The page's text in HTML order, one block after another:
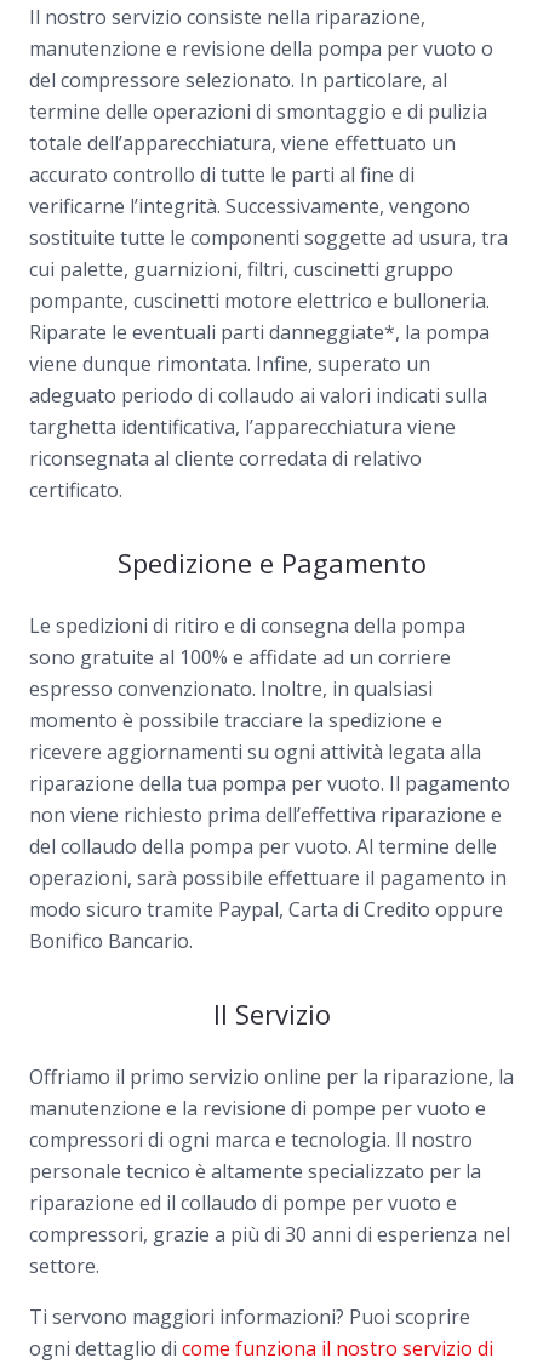
Il nostro servizio consiste nella riparazione,
manutenzione e revisione della pompa per vuoto o
del compressore selezionato. In particolare, al
termine delle operazioni di smontaggio e di pulizia
totale dell’apparecchiatura, viene effettuato un
accurato controllo di tutte le parti al fine di
verificarne l’integrità. Successivamente, vengono
sostituite tutte le componenti soggette ad usura, tra
cui palette, guarnizioni, filtri, cuscinetti gruppo
pompante, cuscinetti motore elettrico e bulloneria.
Riparate le eventuali parti danneggiate*, la pompa
viene dunque rimontata. Infine, superato un
adeguato periodo di collaudo ai valori indicati sulla
targhetta identificativa, l’apparecchiatura viene
riconsegnata al cliente corredata di relativo
certificato.
Spedizione e Pagamento
Le spedizioni di ritiro e di consegna della pompa
sono gratuite al 100% e affidate ad un corriere
espresso convenzionato. Inoltre, in qualsiasi
momento è possibile tracciare la spedizione e
ricevere aggiornamenti su ogni attività legata alla
riparazione della tua pompa per vuoto. Il pagamento
non viene richiesto prima dell’effettiva riparazione e
del collaudo della pompa per vuoto. Al termine delle
operazioni, sarà possibile effettuare il pagamento in
modo sicuro tramite Paypal, Carta di Credito oppure
Bonifico Bancario.
Il Servizio
Offriamo il primo servizio online per la riparazione, la
manutenzione e la revisione di pompe per vuoto e
compressori di ogni marca e tecnologia. Il nostro
personale tecnico è altamente specializzato per la
riparazione ed il collaudo di pompe per vuoto e
compressori, grazie a più di 30 anni di esperienza nel
settore.
Ti servono maggiori informazioni? Puoi scoprire
ogni dettaglio di come funziona il nostro servizio di